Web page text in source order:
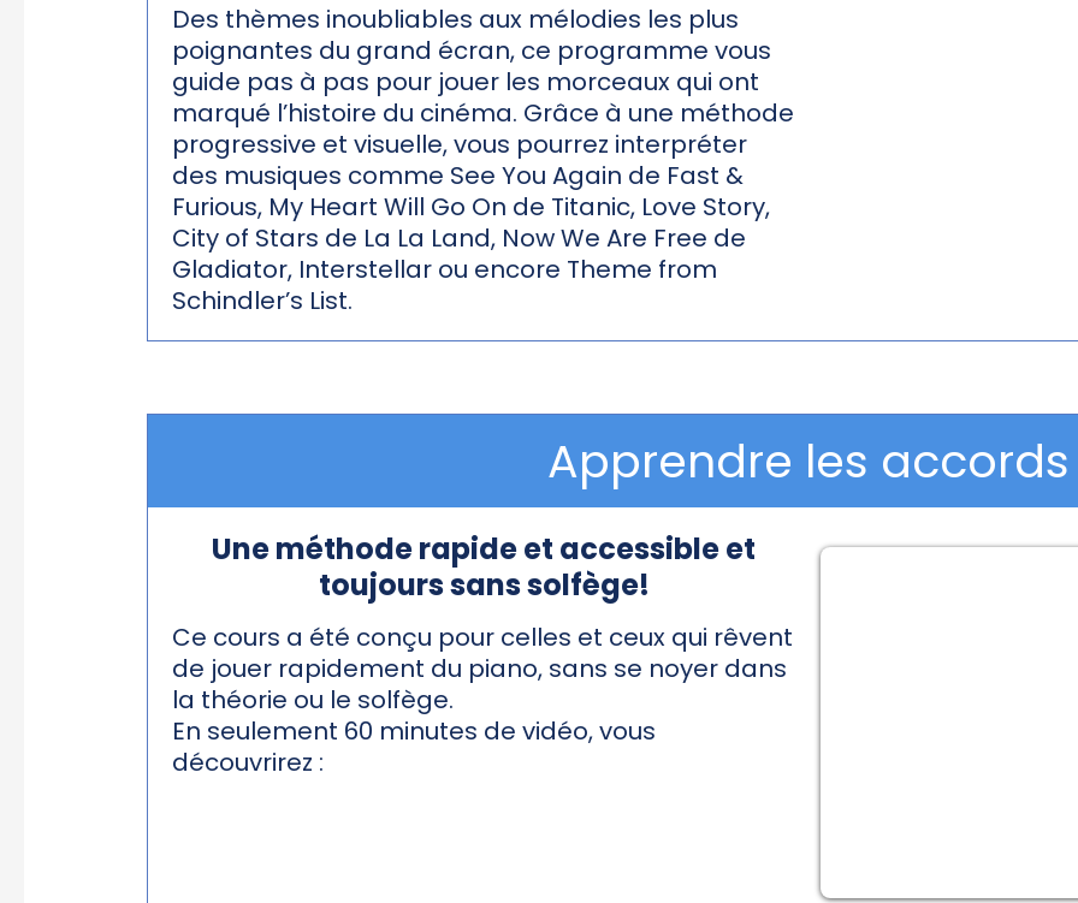
Des thèmes inoubliables aux mélodies les plus
poignantes du grand écran, ce programme vous
guide pas à pas pour jouer les morceaux qui ont
marqué l’histoire du cinéma. Grâce à une méthode
progressive et visuelle, vous pourrez interpréter
des musiques comme See You Again de Fast &
Furious, My Heart Will Go On de Titanic, Love Story,
City of Stars de La La Land, Now We Are Free de
Gladiator, Interstellar ou encore Theme from
Schindler’s List.
Apprendre les accords
Une méthode rapide et accessible et
toujours sans solfège!
Ce cours a été conçu pour celles et ceux qui rêvent
de jouer rapidement du piano, sans se noyer dans
la théorie ou le solfège.
En seulement 60 minutes de vidéo, vous
découvrirez :